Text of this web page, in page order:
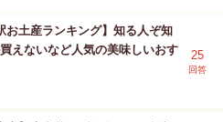
お土産ランキング】知る人ぞ知
えないなど人気の美味しいおす
25
回答